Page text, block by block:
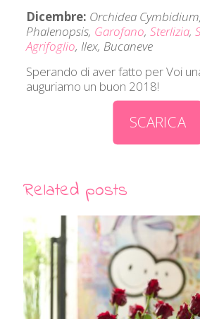
Dicembre: Orchidea
Phalenopsis, Garofano, Sterlizia,
Agrifoglio, Ilex, Bucaneve
Sperando di aver fatto per Voi
auguriamo un buon 2018!
SCARICA
Related posts